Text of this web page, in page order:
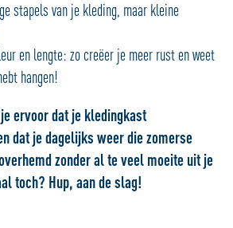
stapels van je kleding, maar kleine
en lengte: zo creëer je meer rust en weet
hangen!
ervoor dat je kledingkast
dat je dagelijks weer die zomerse
zonder al te veel moeite uit je
toch? Hup, aan de slag!